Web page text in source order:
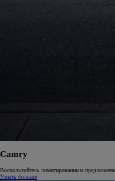
Camry
Воспользуйтесь лимитированным
Узнать больше